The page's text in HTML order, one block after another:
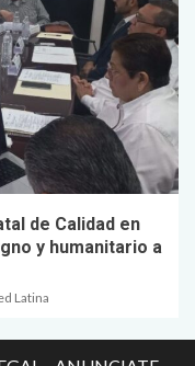
de Calidad en
y humanitario a
Latina